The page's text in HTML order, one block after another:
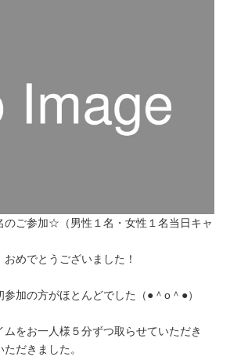
ご参加☆（男性１名・女性１名当日キャ
おめでとうございました！
加の方がほとんどでした（●＾o＾●）
ムをお一人様５分ずつ取らせていただき
だきました。